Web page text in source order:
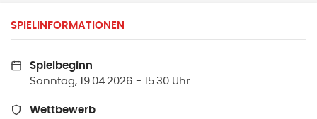
SPIELINFORMATIONEN
Spielbeginn
Sonntag, 19.04.2026 - 15:30 Uhr
Wettbewerb